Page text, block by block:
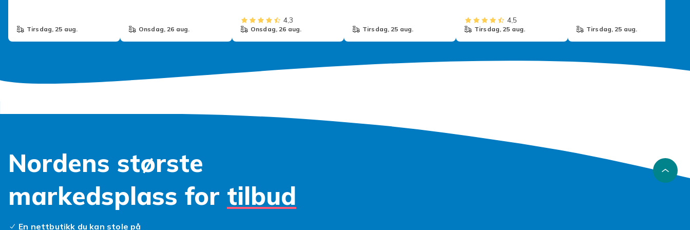
tirsdag, 25 aug. onsdag, 26 aug.
4,3
onsdag, 26 aug. tirsdag, 25 aug.
4,5
tirsdag, 25 aug. tirsdag, 25 aug.
Nordens største
markedsplass for tilbud
En nettbutikk du kan stole på